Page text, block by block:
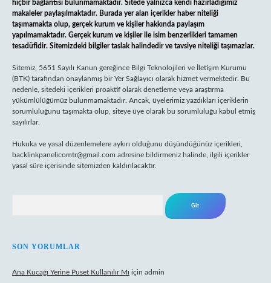
hiçbir bağlantısı bulunmamaktadır. Sitede yalnızca kendi hazırladığımız
makaleler paylaşılmaktadır. Burada yer alan içerikler haber niteliği
taşımamakta olup, gerçek kurum ve kişiler hakkında paylaşım
yapılmamaktadır. Gerçek kurum ve kişiler ile isim benzerlikleri tamamen
tesadüfidir. Sitemizdeki bilgiler taslak halindedir ve tavsiye niteliği taşımazlar.
Sitemiz, 5651 Sayılı Kanun gereğince Bilgi Teknolojileri ve İletişim Kurumu
(BTK) tarafından onaylanmış bir Yer Sağlayıcı olarak hizmet vermektedir. Bu
nedenle, sitedeki içerikleri proaktif olarak denetleme veya araştırma
yükümlülüğümüz bulunmamaktadır. Ancak, üyelerimiz yazdıkları içeriklerin
sorumluluğunu taşımakta olup, siteye üye olarak bu sorumluluğu kabul etmiş
sayılırlar.
Hukuka ve yasal düzenlemelere aykırı olduğunu düşündüğünüz içerikleri,
backlinkpanelicomtr@gmail.com adresine bildirmeniz halinde, ilgili içerikler
yasal süre içerisinde sitemizden kaldırılacaktır.
SON YORUMLAR
Ana Kucağı Yerine Puset Kullanılır Mı için admin